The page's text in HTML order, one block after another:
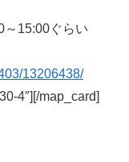
～15:00ぐらい
13206438/
4″][/map_card]